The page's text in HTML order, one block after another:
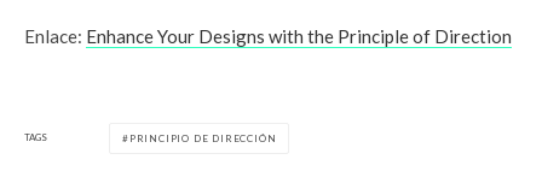
Enlace: Enhance Your Designs with the Principle of Direction
TAGS PRINCIPIO DE DIRECCIÓN